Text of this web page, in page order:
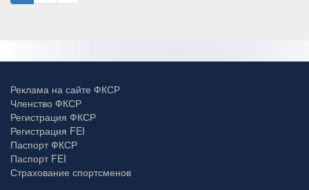
Реклама на сайте ФКСР
Членство ФКСР
Регистрация ФКСР
Регистрация FEI
Паспорт ФКСР
Паспорт FEI
Страхование спортсменов